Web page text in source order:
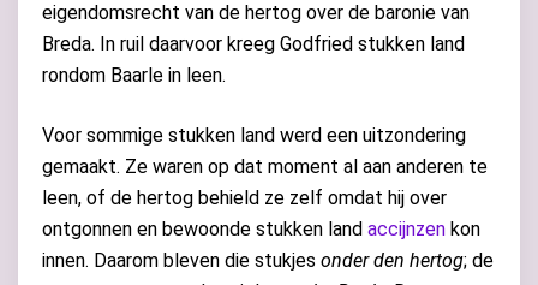
eigendomsrecht van de hertog over de baronie van
Breda. In ruil daarvoor kreeg Godfried stukken land
rondom Baarle in leen.
Voor sommige stukken land werd een uitzondering
gemaakt. Ze waren op dat moment al aan anderen te
leen, of de hertog behield ze zelf omdat hij over
ontgonnen en bewoonde stukken land accijnzen kon
innen. Daarom bleven die stukjes onder den hertog; de